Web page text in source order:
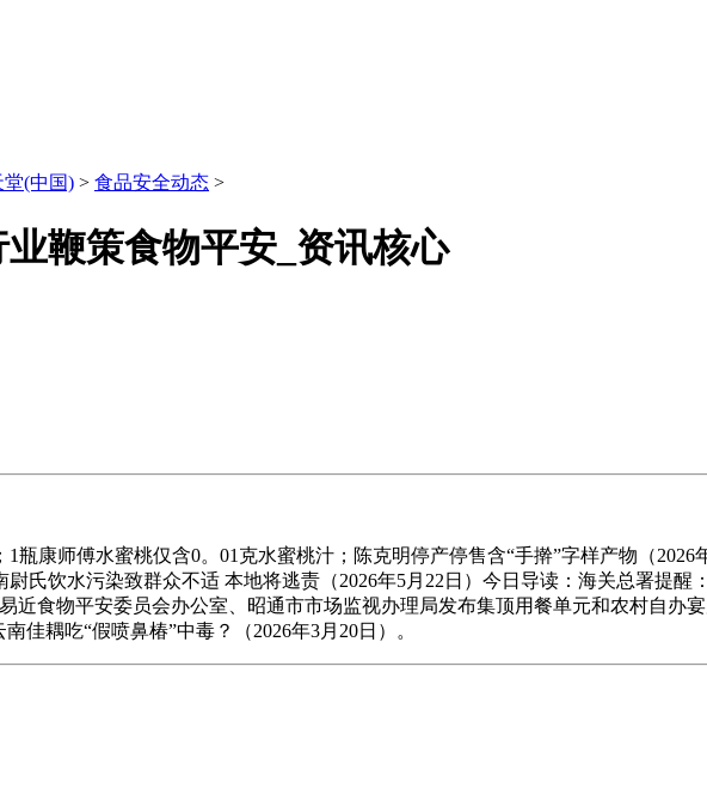
堂(中国) > 食品安全动态 >
鞭策食物平安_资讯核心
康师傅水蜜桃仅含0。01克水蜜桃汁；陈克明停产停售含“手擀”字样产物（2026
氏饮水污染致群众不适 本地将逃责（2026年5月22日）今日导读：海关总署提醒
近食物平安委员会办公室、昭通市市场监视办理局发布集顶用餐单元和农村自办
佳耦吃“假喷鼻椿”中毒？（2026年3月20日）。